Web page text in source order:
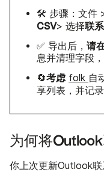
🛠️ 步骤：文件
CSV> 选择联
✅ 导出后， 请
息并清理字段
🔄考虑 folk 自
享列表，并记
为何将
你上次更新Outlook